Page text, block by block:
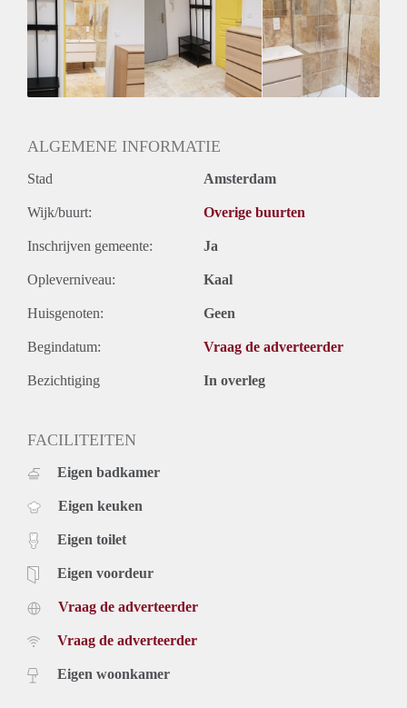
ALGEMENE INFORMATIE
Stad Amsterdam
Wijk/buurt: Overige buurten
Inschrijven gemeente: Ja
Opleverniveau: Kaal
Huisgenoten: Geen
Begindatum: Vraag de adverteerder
Bezichtiging In overleg
FACILITEITEN
Eigen badkamer
Eigen keuken
Eigen toilet
Eigen voordeur
Vraag de adverteerder
Vraag de adverteerder
Eigen woonkamer